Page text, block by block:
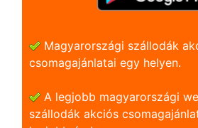
Magyarországi szállodák
csomagajánlatai egy helyen.
A legjobb magyarországi
szállodák akciós